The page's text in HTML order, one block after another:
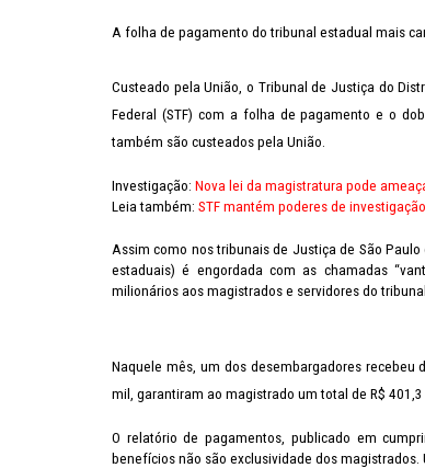
A folha de pagamento do tribunal estadual mais
Custeado pela União, o Tribunal de Justiça do
Federal (STF) com a folha de pagamento e o
também são custeados pela União.
Investigação: Nova lei da magistratura pode
Leia também: STF mantém poderes de
Assim como nos tribunais de Justiça de São
estaduais) é engordada com as chamadas
milionários aos magistrados e servidores do
Naquele mês, um dos desembargadores recebeu
mil, garantiram ao magistrado um total de R$
O relatório de pagamentos, publicado em
benefícios não são exclusividade dos